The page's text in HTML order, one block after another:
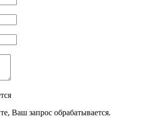
Ваш запрос обрабатывается.